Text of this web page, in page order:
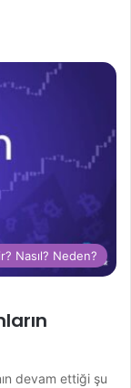
Nasıl? Neden?
devam ettiği şu